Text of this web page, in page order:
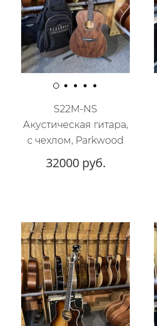
S22M-NS
Акустическая гитара,
с чехлом, Parkwood
32000 руб.